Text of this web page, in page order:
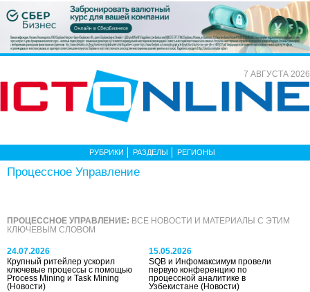
7 АВГУСТА 2026
РУБРИКИ РАЗДЕЛЫ РЕГИОНЫ
Процессное Управление
ПРОЦЕССНОЕ УПРАВЛЕНИЕ: ВСЕ НОВОСТИ И МАТЕРИАЛЫ С ЭТИМ
КЛЮЧЕВЫМ СЛОВОМ
24.07.2026
Крупный ритейлер ускорил
ключевые процессы с помощью
Process Mining и Task Mining
(Новости)
15.05.2026
SQB и Инфомаксимум провели
первую конференцию по
процессной аналитике в
Узбекистане(Новости)